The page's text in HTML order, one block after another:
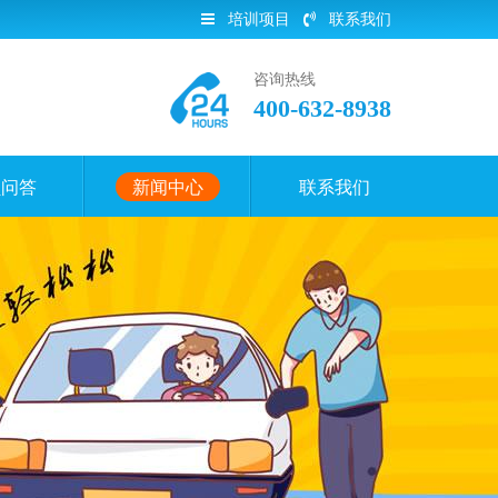
培训项目 联系我们
咨询热线
400-632-8938
答 新闻中心 联系我们